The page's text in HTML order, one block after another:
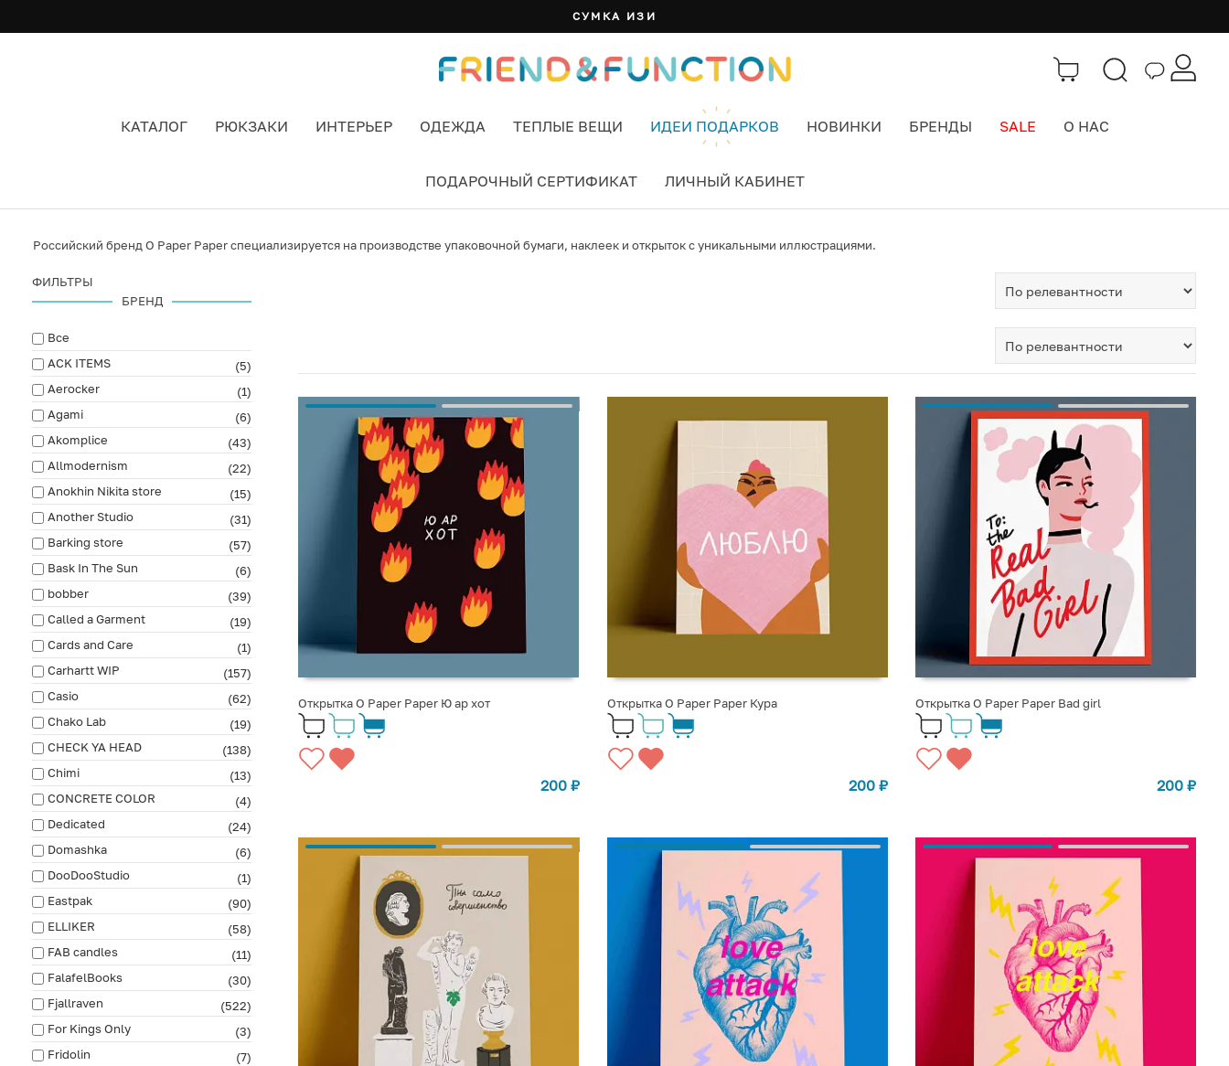
СУМКА ИЗИ
КАТАЛОГ РЮКЗАКИ ИНТЕРЬЕР ОДЕЖДА ТЕПЛЫЕ ВЕЩИ ИДЕИ ПОДАРКОВ НОВИНКИ БРЕНДЫ SALE О НАС
ПОДАРОЧНЫЙ СЕРТИФИКАТ ЛИЧНЫЙ КАБИНЕТ
Российский бренд O Paper Paper специализируется на производстве упаковочной бумаги, наклеек и открыток с уникальными иллюстрациями.
ФИЛЬТРЫ
БРЕНД
Все
ACK ITEMS
(5)
Aerocker
(1)
Agami
(6)
Akomplice
(43)
Allmodernism
(22)
Anokhin Nikita store
(15)
Another Studio
(31)
Barking store
(57)
Bask In The Sun
(6)
bobber
(39)
Called a Garment
(19)
Cards and Care
(1)
Carhartt WIP
(157)
Casio
(62)
Chako Lab
(19)
CHECK YA HEAD
(138)
Chimi
(13)
CONCRETE COLOR
(4)
Dedicated
(24)
Domashka
(6)
DooDooStudio
(1)
Eastpak
(90)
ELLIKER
(58)
FAB сandles
(11)
FalafelBooks
(30)
Fjallraven
(522)
For Kings Only
(3)
Fridolin
(7)
Открытка O Paper Paper Ю ар хот
200 ₽
Открытка O Paper Paper Кура
200 ₽
Открытка O Paper Paper Bad girl
200 ₽